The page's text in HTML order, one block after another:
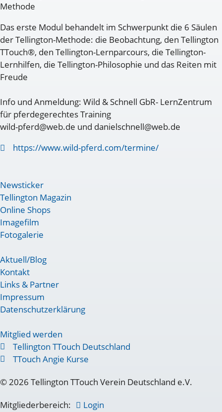
Methode
Das erste Modul behandelt im Schwerpunkt die 6 Säulen
der Tellington-Methode: die Beobachtung, den Tellington
TTouch®, den Tellington-Lernparcours, die Tellington-
Lernhilfen, die Tellington-Philosophie und das Reiten mit
Freude
Info und Anmeldung: Wild & Schnell GbR- LernZentrum
für pferdegerechtes Training
wild-pferd@web.de und danielschnell@web.de
https://www.wild-pferd.com/termine/
Newsticker
Tellington Magazin
Online Shops
Imagefilm
Fotogalerie
Aktuell/Blog
Kontakt
Links & Partner
Impressum
Datenschutzerklärung
Mitglied werden
Tellington TTouch Deutschland
TTouch Angie Kurse
© 2026 Tellington TTouch Verein Deutschland e.V.
Mitgliederbereich:
Login